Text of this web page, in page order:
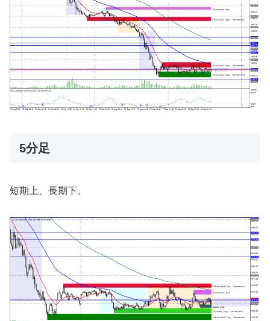
5分足
短期上、長期下。